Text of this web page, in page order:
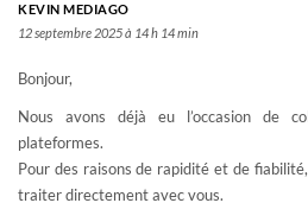
KEVIN MEDIAGO
12 septembre 2025 à 14 h 14 min
Bonjour,
Nous avons déjà eu l’occasion de
plateformes.
Pour des raisons de rapidité et de
traiter directement avec vous.